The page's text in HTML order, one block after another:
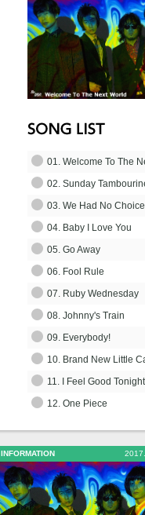
01. Welcome To The
02. Sunday
03. We Had No
04. Baby I Love You
05. Go Away
06. Fool Rule
07. Ruby Wednesday
08. Johnny's Train
09. Everybody!
10. Brand New Little
11. I Feel Good Tonight
12. One Piece
INFORMATION